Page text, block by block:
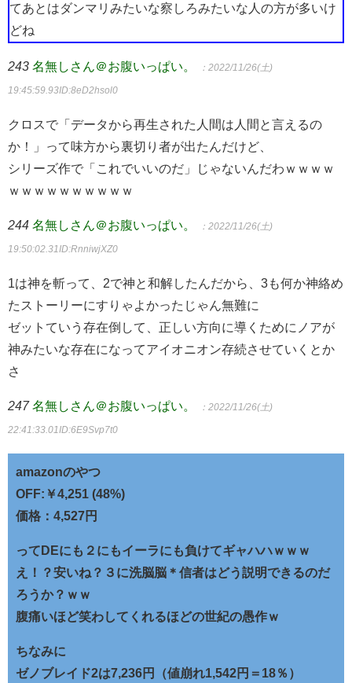
てあとはダンマリみたいな察しろみたいな人の方が多いけ
どね
243 名無しさん＠お腹いっぱい。 ：2022/11/26(土)
19:45:59.93ID:8eD2hsol0
クロスで「データから再生された人間は人間と言えるの
か！」って味方から裏切り者が出たんだけど、
シリーズ作で「これでいいのだ」じゃないんだわｗｗｗｗ
ｗｗｗｗｗｗｗｗｗｗ
244 名無しさん＠お腹いっぱい。 ：2022/11/26(土)
19:50:02.31ID:RnniwjXZ0
1は神を斬って、2で神と和解したんだから、3も何か神絡め
たストーリーにすりゃよかったじゃん無難に
ゼットていう存在倒して、正しい方向に導くためにノアが
神みたいな存在になってアイオニオン存続させていくとか
さ
247 名無しさん＠お腹いっぱい。 ：2022/11/26(土)
22:41:33.01ID:6E9Svp7t0
amazonのやつ
OFF:￥4,251 (48%)
価格：4,527円
ってDEにも２にもイーラにも負けてギャハハｗｗｗ
え！？安いね？３に洗脳脳＊信者はどう説明できるのだ
ろうか？ｗｗ
腹痛いほど笑わしてくれるほどの世紀の愚作ｗ
ちなみに
ゼノブレイド2は7,236円（値崩れ1,542円＝18％）